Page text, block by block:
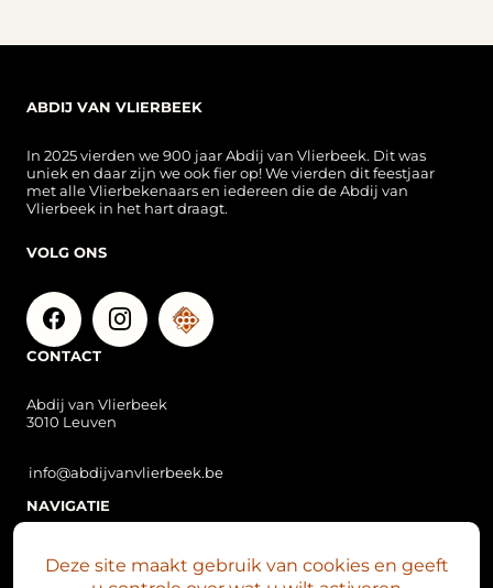
ABDIJ VAN VLIERBEEK
In 2025 vierden we 900 jaar Abdij van Vlierbeek. Dit was
uniek en daar zijn we ook fier op! We vierden dit feestjaar
met alle Vlierbekenaars en iedereen die de Abdij van
Vlierbeek in het hart draagt.
VOLG ONS
CONTACT
Abdij van Vlierbeek
3010 Leuven
info@abdijvanvlierbeek.be
NAVIGATIE
Vlierbeek nu
Deze site maakt gebruik van cookies en geeft